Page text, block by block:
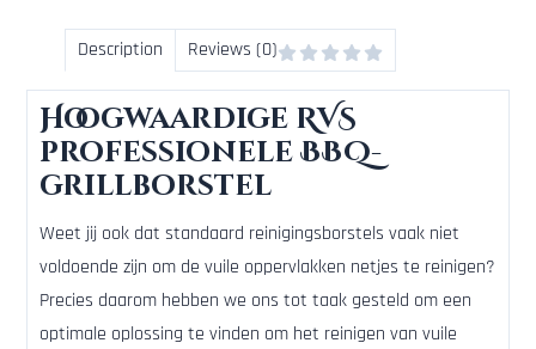
Description Reviews (0)
Hoogwaardige RVS
professionele BBQ-
grillborstel
Weet jij ook dat standaard reinigingsborstels vaak niet
voldoende zijn om de vuile oppervlakken netjes te reinigen?
Precies daarom hebben we ons tot taak gesteld om een
optimale oplossing te vinden om het reinigen van vuile